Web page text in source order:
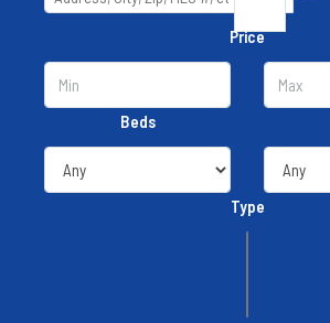
Price
Beds
Type